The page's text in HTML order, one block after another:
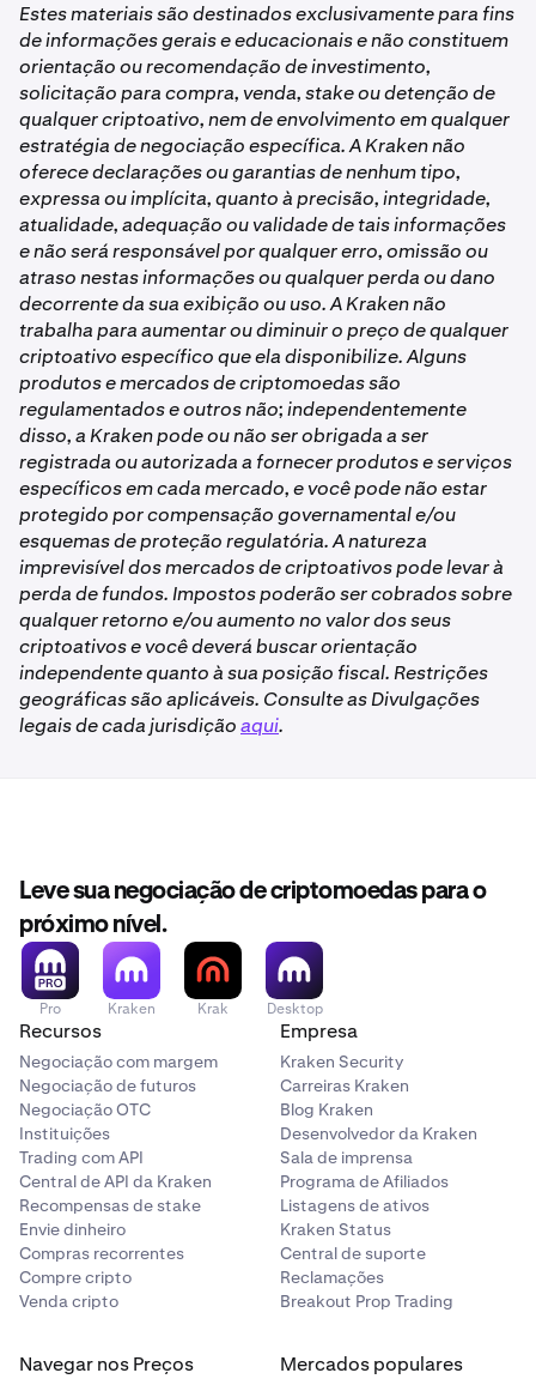
Estes materiais são destinados exclusivamente para fins
de informações gerais e educacionais e não constituem
orientação ou recomendação de investimento,
solicitação para compra, venda, stake ou detenção de
qualquer criptoativo, nem de envolvimento em qualquer
estratégia de negociação específica. A Kraken não
oferece declarações ou garantias de nenhum tipo,
expressa ou implícita, quanto à precisão, integridade,
atualidade, adequação ou validade de tais informações
e não será responsável por qualquer erro, omissão ou
atraso nestas informações ou qualquer perda ou dano
decorrente da sua exibição ou uso. A Kraken não
trabalha para aumentar ou diminuir o preço de qualquer
criptoativo específico que ela disponibilize. Alguns
produtos e mercados de criptomoedas são
regulamentados e outros não; independentemente
disso, a Kraken pode ou não ser obrigada a ser
registrada ou autorizada a fornecer produtos e serviços
específicos em cada mercado, e você pode não estar
protegido por compensação governamental e/ou
esquemas de proteção regulatória. A natureza
imprevisível dos mercados de criptoativos pode levar à
perda de fundos. Impostos poderão ser cobrados sobre
qualquer retorno e/ou aumento no valor dos seus
criptoativos e você deverá buscar orientação
independente quanto à sua posição fiscal. Restrições
geográficas são aplicáveis. Consulte as Divulgações
legais de cada jurisdiçãoaqui.
Leve sua negociação de criptomoedas para o
próximo nível.
Pro Kraken Krak Desktop
Recursos
Negociação com margem
Negociação de futuros
Negociação OTC
Instituições
Trading com API
Central de API da Kraken
Recompensas de stake
Envie dinheiro
Compras recorrentes
Compre cripto
Venda cripto
Empresa
Kraken Security
Carreiras Kraken
Blog Kraken
Desenvolvedor da Kraken
Sala de imprensa
Programa de Afiliados
Listagens de ativos
Kraken Status
Central de suporte
Reclamações
Breakout Prop Trading
Navegar nos Preços Mercados populares